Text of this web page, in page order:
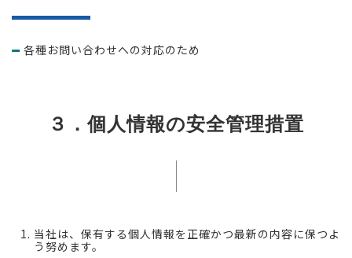
各種お問い合わせへの対応のため
３．個人情報の安全管理措置
当社は、保有する個人情報を正確かつ最新の内容に保つよ
う努めます。